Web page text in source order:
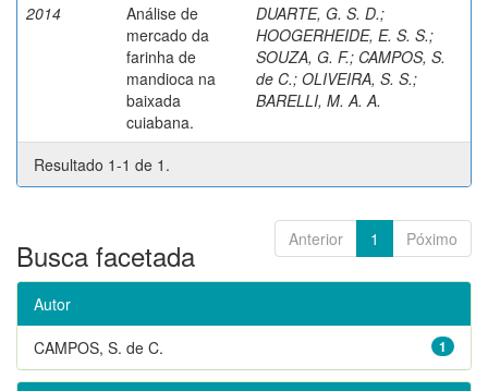
2014
Análise de
mercado da
farinha de
mandioca na
baixada
cuiabana.
DUARTE, G. S. D.;
HOOGERHEIDE, E. S. S.;
SOUZA, G. F.; CAMPOS, S.
de C.; OLIVEIRA, S. S.;
BARELLI, M. A. A.
Resultado 1-1 de 1.
Anterior 1 Póximo
Busca facetada
Autor
1
CAMPOS, S. de C.